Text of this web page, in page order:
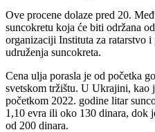
Ove procene dolaze pred 20.
suncokretu koja će biti održana
organizaciji Instituta za ratarstvo
udruženja suncokreta.
Cena ulja porasla je od početka
svetskom tržištu. U Ukrajini, kao
početkom 2022. godine litar
1,10 evra ili oko 130 dinara, dok
od 200 dinara.